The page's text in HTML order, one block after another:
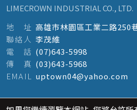
LIMECROWN INDUSTRIAL CO., LTD.
地
址 高雄市林園區工業二路250
聯絡 人 李茂維
電
話 (07)643-5998
傳
真 (03)643-5968
EMAI L uptown04@yahoo.com